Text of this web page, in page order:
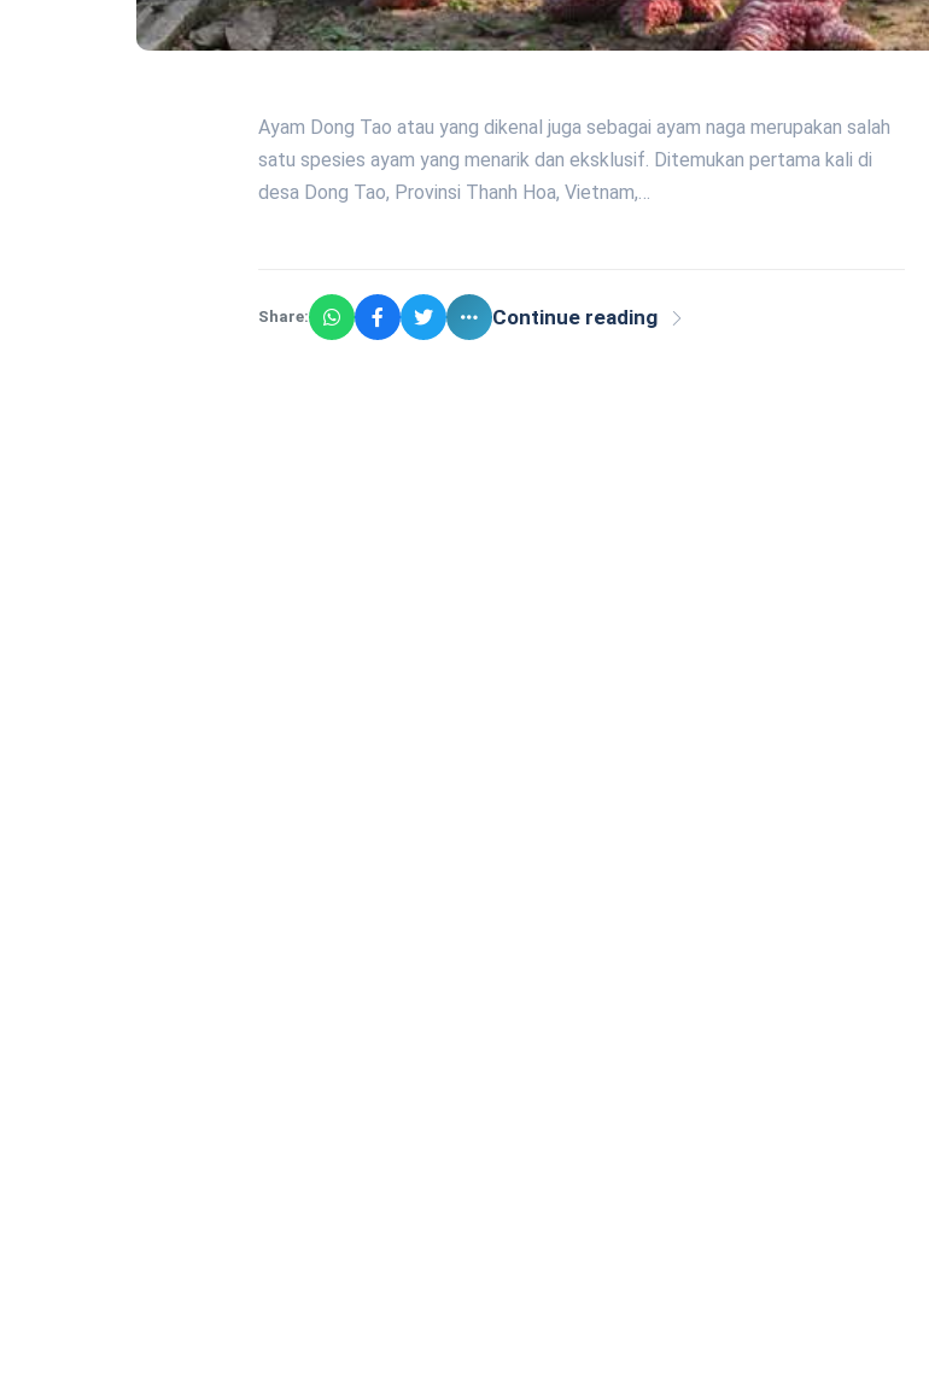
Ayam Dong Tao atau yang dikenal juga sebagai ayam naga merupakan salah
satu spesies ayam yang menarik dan eksklusif. Ditemukan pertama kali di
desa Dong Tao, Provinsi Thanh Hoa, Vietnam,…
Share: Continue reading